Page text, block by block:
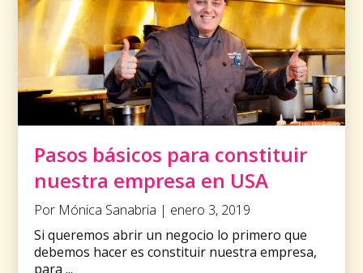
Pasos básicos para constituir
nuestra empresa en USA
Por Mónica Sanabria | enero 3, 2019
Si queremos abrir un negocio lo primero que
debemos hacer es constituir nuestra empresa,
para ...